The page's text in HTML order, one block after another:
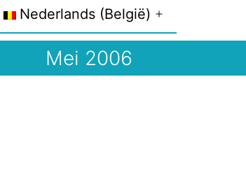
openen
Nederlands (België)
openen
Mei 2006